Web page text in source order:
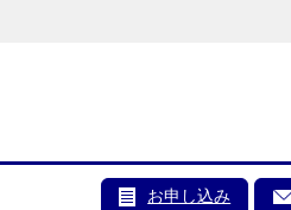
お申し込み